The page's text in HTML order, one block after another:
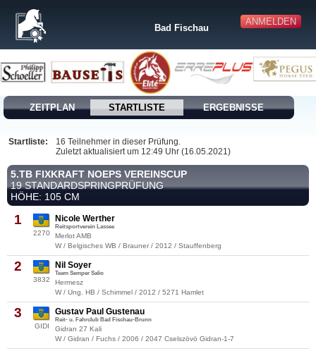
ANMELDEN
Bad Fischau
ZEITPLAN STARTLISTE ERGEBNISSE
Startliste:
16 Teilnehmer in dieser Prüfung.
Zuletzt aktualisiert um 12:49 Uhr (16.05.2021)
5.TB FIXKRAFT NOEPS VEREINSCUP
19 STANDARDSPRINGPRÜFUNG
HÖHE: 105 CM
1
2270
Nicole Werther
Reitsportverein Lassee
Merlot AMB
W / Belgisches WB / Brauner / 2012 / Stauffenberg
2
3832
Nil Soyer
Team Semper Salio
Hermesz
W / Ung. HB / Schimmel / 2012 / 5271 Hamlet
3
GIDI
Gustav Paul Gustenau
Reit- u. Fahrclub Bad Fischau-Brunn
Gidran 27 Kali
W / Gidran / Fuchs / 2006 / 2047 Cselszövö Gidran-1-7